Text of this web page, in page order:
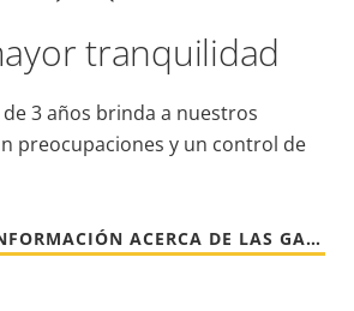
tranquilidad
3 años brinda a nuestros
preocupaciones y un control de
OBTENGA MÁS INFORMACIÓN ACERCA DE LAS GARANTÍAS DE AXIS